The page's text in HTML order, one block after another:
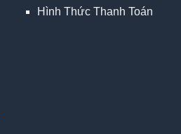
Hình Thức Thanh Toán